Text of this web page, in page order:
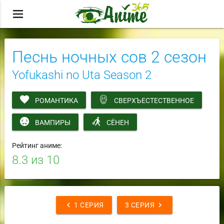
menu
Песнь ночных сов 2 сезон
Yofukashi no Uta Season 2
РОМАНТИКА СВЕРХЪЕСТЕСТВЕННОЕ
ВАМПИРЫ СЁНЕН
Рейтинг аниме:
8.3 из 10
chevron_left 1 СЕРИЯ chevron_right
3 СЕРИЯ